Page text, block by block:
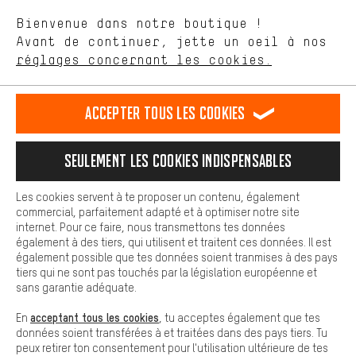
Langue"
français english
EN Deutsch español
RÉSILIER LE CONTRAT Communauté d'Aix-la-Chapelle
Programme d'affiliation Mentions Légales Protection des données
Conditions générales de vente Plateforme d'Alerte
Reprise des batteries Corepile Paramètres de cookies
Modifier le contraste
Tous les prix s'entendent en euros (MwSt hors) plus les
frais de portpour la livraison versÉtats-Unis.
Bienvenue dans notre boutique !
Avant de continuer, jette un oeil à nos
réglages concernant les cookies.
nous proposons grâce à ton comportement d'achat.
Plus de confort
est plus confortable. Avec les cookies de confort, nous
Nous pouvons ainsi mettre à ta disposition d'autres contenus et
informations utiles. De plus, tu as la possibilité d'utiliser des
facilement les bons produits. Par exemple, nous proposons une
facilement aux questions.
Cookies de base
Les cookies de base garantissent que tu puisses utiliser les
fonctions de notre site web.
Accepter tous les cookies
Seulement les cookies indispensables
Les cookies servent à te proposer un contenu, également
commercial, parfaitement adapté et à optimiser notre site
internet. Pour ce faire, nous transmettons tes données
également à des tiers, qui utilisent et traitent ces données. Il est
également possible que tes données soient tranmises à des pays
tiers qui ne sont pas touchés par la législation européenne et
sans garantie adéquate.
En acceptant tous les cookies , tu acceptes également que tes
données soient transférées à et traitées dans des pays tiers. Tu
peux retirer ton consentement pour l'utilisation ultérieure de tes